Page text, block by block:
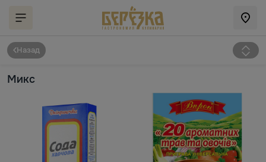
Назад
Микс